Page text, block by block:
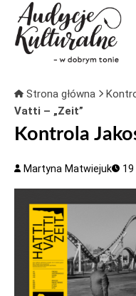
Strona główna
Vatti – „Zeit”
Kontrola
Martyna Matwiejuk